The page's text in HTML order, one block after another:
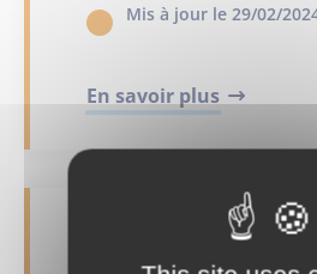
Mis à jour le 29/02/
En savoir plus